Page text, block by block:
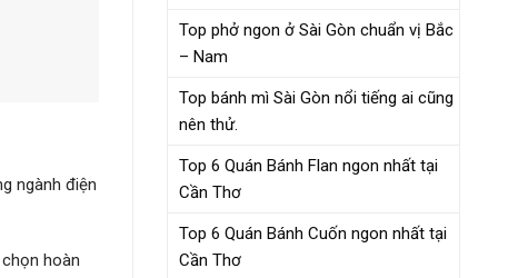
ngành điện
hoàn
Top phở ngon ở Sài Gòn chuẩn vị Bắc
– Nam
Top bánh mì Sài Gòn nổi tiếng ai cũng
nên thử.
Top 6 Quán Bánh Flan ngon nhất tại
Cần Thơ
Top 6 Quán Bánh Cuốn ngon nhất tại
Cần Thơ